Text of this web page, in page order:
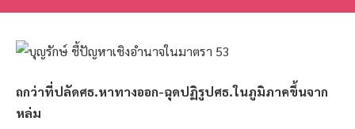
ถกว่าที่ปลัดศธ.หาทางออก-ฉุดปฏิรูปศธ.ในภูมิภาคขึ้นจาก
หล่ม